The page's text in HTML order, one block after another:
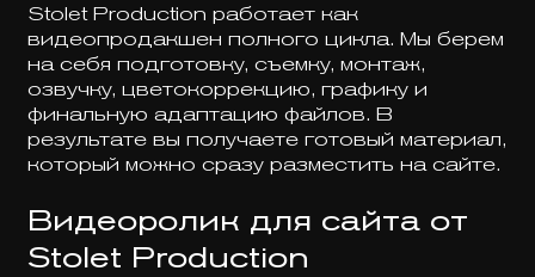
Stolet Production работает как
видеопродакшен полного цикла. Мы берем
на себя подготовку, съемку, монтаж,
озвучку, цветокоррекцию, графику и
финальную адаптацию файлов. В
результате вы получаете готовый материал,
который можно сразу разместить на сайте.
Видеоролик для сайта от
Stolet Production